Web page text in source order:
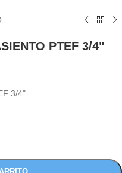
PTEF 3/4"
3/4"